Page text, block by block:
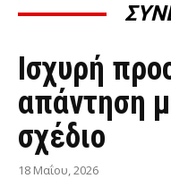
ΣΥΝΕΝΤΕΎΞΕΙΣ
Ισχυρή
απάντηση
σχέδιο
18 Μαΐου, 2026